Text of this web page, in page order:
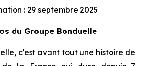
: 29 septembre 2025
du Groupe Bonduelle
c'est avant tout une histoire de